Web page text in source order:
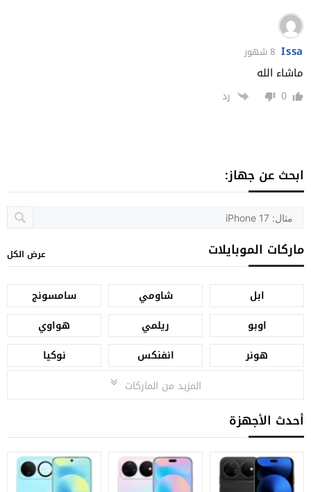
Issa
ماشاء الله
0 رد
ابحث عن جهاز:
ماركات الموبايلات عرض الكل
ابل شاومي
سامسونج
اوبو
ريلمي
هواوي
هونر
انفنكس
نوكيا
المزيد من الماركات
أحدث الأجهزة